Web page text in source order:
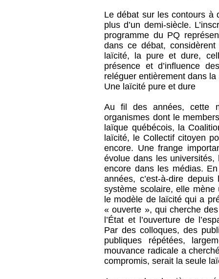
Le débat sur les contours à
plus d’un demi-siècle.
programme du PQ
dans ce débat,
laïcité, la pure et dure,
présence et d’influence
reléguer entièrement dans
Une laïcité pure et dure
Au fil des années, cette
organismes dont le
laïque québécois, la
laïcité, le Collectif citoyen
encore. Une frange
évolue dans les
encore dans les médias.
années, c’est-à-dire
système scolaire, elle
le modèle de laïcité qui a
« ouverte », qui cherche
l’État et l’ouverture de
Par des colloques, des
publiques répétées,
mouvance radicale a
compromis, serait la seule